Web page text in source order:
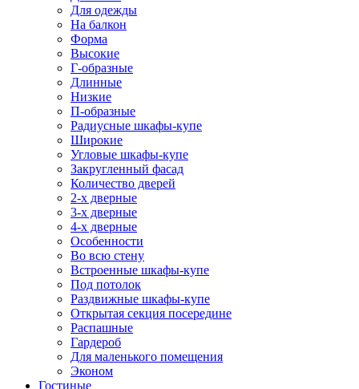
Для одежды
На балкон
Форма
Высокие
Г-образные
Длинные
Низкие
П-образные
Радиусные шкафы-купе
Широкие
Угловые шкафы-купе
Закругленный фасад
Количество дверей
2-х дверные
3-х дверные
4-х дверные
Особенности
Во всю стену
Встроенные шкафы-купе
Под потолок
Раздвижные шкафы-купе
Открытая секция посередине
Распашные
Гардероб
Для маленького помещения
Эконом
Гостиные